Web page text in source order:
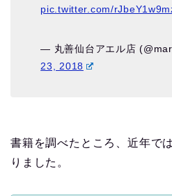
pic.twitter.com/
— 丸善仙台アエル店
23, 2018
書籍を調べたところ、近年で
りました。